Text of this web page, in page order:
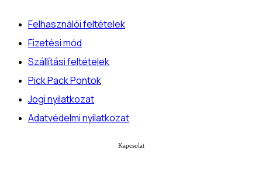
Felhasználói feltételek
Fizetési mód
Szállítási feltételek
Pick Pack Pontok
Jogi nyilatkozat
Adatvédelmi nyilatkozat
Kapcsolat